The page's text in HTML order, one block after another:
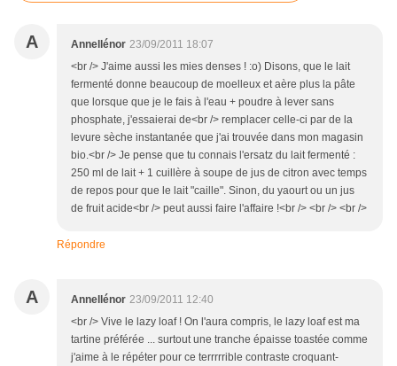
A Annellénor 23/09/2011 18:07
<br /> J'aime aussi les mies denses ! :o) Disons, que le lait
fermenté donne beaucoup de moelleux et aère plus la pâte
que lorsque que je le fais à l'eau + poudre à lever sans
phosphate, j'essaierai de<br /> remplacer celle-ci par de la
levure sèche instantanée que j'ai trouvée dans mon magasin
bio.<br /> Je pense que tu connais l'ersatz du lait fermenté :
250 ml de lait + 1 cuillère à soupe de jus de citron avec temps
de repos pour que le lait "caille". Sinon, du yaourt ou un jus
de fruit acide<br /> peut aussi faire l'affaire !<br /> <br /> <br />
Répondre
A Annellénor 23/09/2011 12:40
<br /> Vive le lazy loaf ! On l'aura compris, le lazy loaf est ma
tartine préférée ... surtout une tranche épaisse toastée comme
j'aime à le répéter pour ce terrrrrible contraste croquant-